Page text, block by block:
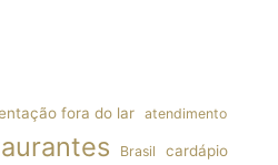
fora do lar atendimento
Brasil cardápio